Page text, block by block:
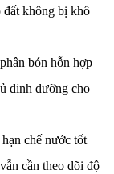
đất không bị khô
bón hỗn hợp
dinh dưỡng cho
chế nước tốt
cần theo dõi độ